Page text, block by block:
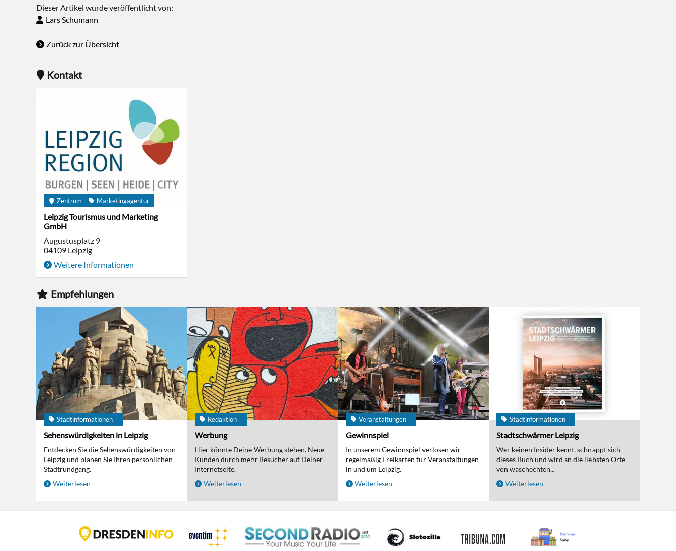
Dieser Artikel wurde veröffentlicht von:
Lars Schumann
Zurück zur Übersicht
Kontakt
Zentrum Marketingagentur
Leipzig Tourismus und Marketing
GmbH
Augustusplatz 9
04109 Leipzig
Weitere Informationen
Empfehlungen
Stadtinformationen
Sehenswürdigkeiten in Leipzig
Entdecken Sie die Sehenswürdigkeiten von
Leipzig und planen Sie Ihren persönlichen
Stadtrundgang.
Weiterlesen
Redaktion
Werbung
Hier könnte Deine Werbung stehen. Neue
Kunden durch mehr Besucher auf Deiner
Internetseite.
Weiterlesen
Veranstaltungen
Gewinnspiel
In unserem Gewinnspiel verlosen wir
regelmäßig Freikarten für Veranstaltungen
in und um Leipzig.
Weiterlesen
Stadtinformationen
Stadtschwärmer Leipzig
Wer keinen Insider kennt, schnappt sich
dieses Buch und wird an die liebsten Orte
von waschechten...
Weiterlesen